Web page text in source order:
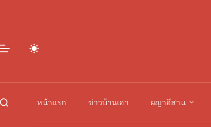
หน้าแรก ข่าวบ้านเฮา ผญาอีสาน